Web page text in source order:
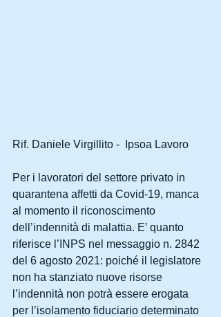
Rif. Daniele Virgillito -  Ipsoa Lavoro
Per i lavoratori del settore privato in
quarantena affetti da Covid-19, manca
al momento il riconoscimento
dell’indennità di malattia. E’ quanto
riferisce l’INPS nel messaggio n. 2842
del 6 agosto 2021: poiché il legislatore
non ha stanziato nuove risorse
l’indennità non potrà essere erogata
per l’isolamento fiduciario determinato